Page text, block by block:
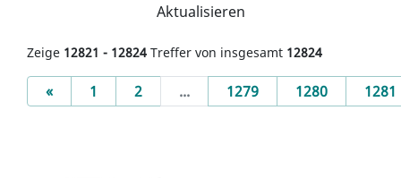
Aktualisieren
Zeige 12821 - 12824 Treffer von insgesamt 12824
«Previous
1 2 ... 1279 1280 1281